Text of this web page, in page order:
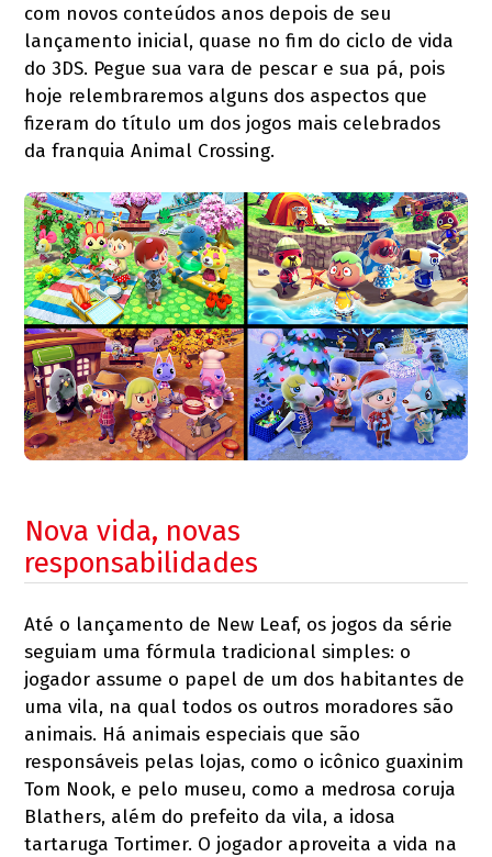
com novos conteúdos anos depois de seu
lançamento inicial, quase no fim do ciclo de vida
do 3DS. Pegue sua vara de pescar e sua pá, pois
hoje relembraremos alguns dos aspectos que
fizeram do título um dos jogos mais celebrados
da franquia Animal Crossing.
Nova vida, novas
responsabilidades
Até o lançamento de New Leaf, os jogos da série
seguiam uma fórmula tradicional simples: o
jogador assume o papel de um dos habitantes de
uma vila, na qual todos os outros moradores são
animais. Há animais especiais que são
responsáveis pelas lojas, como o icônico guaxinim
Tom Nook, e pelo museu, como a medrosa coruja
Blathers, além do prefeito da vila, a idosa
tartaruga Tortimer. O jogador aproveita a vida na